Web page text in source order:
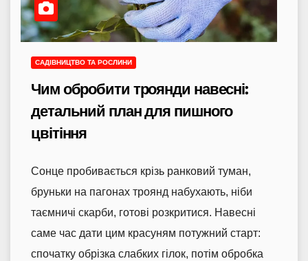
САДІВНИЦТВО ТА РОСЛИНИ
Чим обробити троянди навесні:
детальний план для пишного
цвітіння
Сонце пробивається крізь ранковий туман,
бруньки на пагонах троянд набухають, ніби
таємничі скарби, готові розкритися. Навесні
саме час дати цим красуням потужний старт:
спочатку обрізка слабких гілок, потім обробка